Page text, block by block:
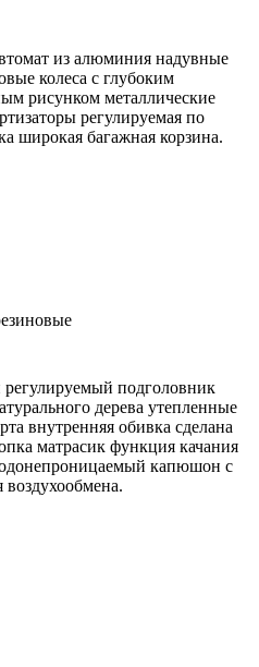
из алюминия надувные
колеса с глубоким
рисунком металлические
регулируемая по
широкая багажная корзина.
подголовник
дерева утепленные
внутренняя обивка сделана
матрасик функция качания
капюшон с
воздухообмена.